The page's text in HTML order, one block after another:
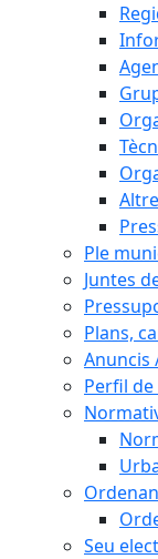
Ple
Juntes
Plans,
Anuncis
Perfil
Seu